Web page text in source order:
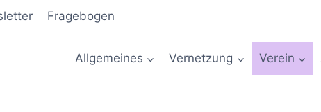
Fragebogen
Allgemeines Vernetzung Verein